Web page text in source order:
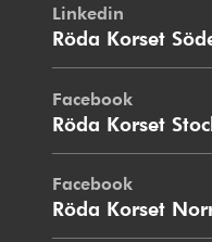
Linkedin
Röda Korset
Facebook
Röda Korset
Facebook
Röda Korset